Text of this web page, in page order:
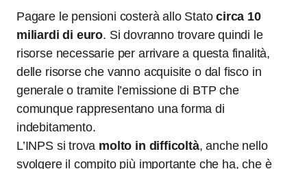
Pagare le pensioni costerà allo Statocirca 10
miliardi di euro. Si dovranno trovare quindi le
risorse necessarie per arrivare a questa finalità,
delle risorse che vanno acquisite o dal fisco in
generale o tramite l’emissione di BTP che
comunque rappresentano una forma di
indebitamento.
L’INPS si trova molto in difficoltà, anche nello
svolgere il compito più importante che ha, che è